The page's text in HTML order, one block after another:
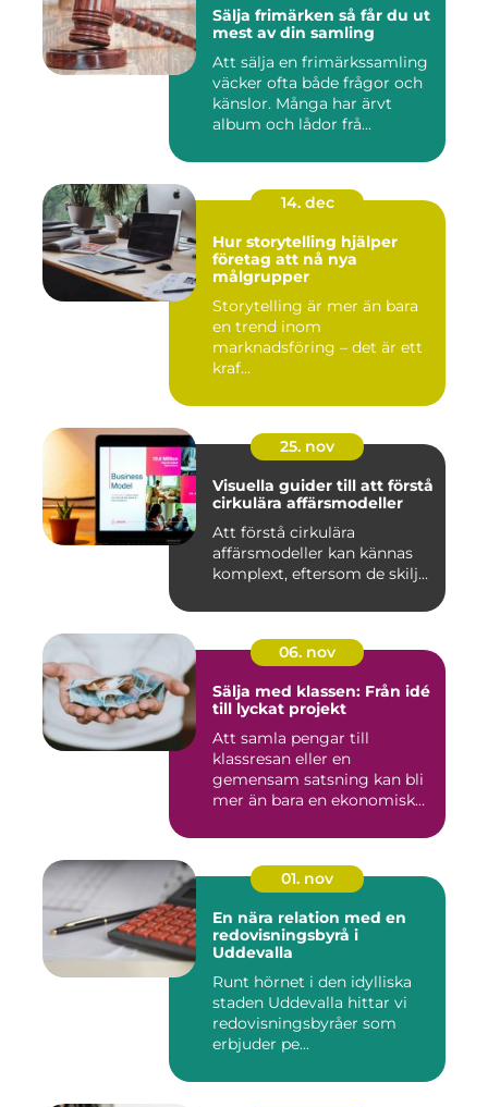
Sälja frimärken så får du ut
mest av din samling
Att sälja en frimärkssamling
väcker ofta både frågor och
känslor. Många har ärvt
album och lådor frå...
14. dec
Hur storytelling hjälper
företag att nå nya
målgrupper
Storytelling är mer än bara
en trend inom
marknadsföring – det är ett
kraf...
25. nov
Visuella guider till att förstå
cirkulära affärsmodeller
Att förstå cirkulära
affärsmodeller kan kännas
komplext, eftersom de skilj...
06. nov
Sälja med klassen: Från idé
till lyckat projekt
Att samla pengar till
klassresan eller en
gemensam satsning kan bli
mer än bara en ekonomisk
01. nov
En nära relation med en
redovisningsbyrå i
Uddevalla
Runt hörnet i den idylliska
staden Uddevalla hittar vi
redovisningsbyråer som
erbjuder pe...